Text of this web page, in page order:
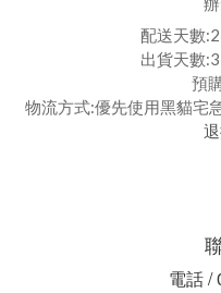
配送天數
出貨天數
預
物流方式:優先使用黑貓宅
電話 /